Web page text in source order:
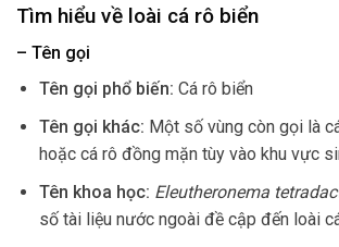
Tìm hiểu về loài cá rô biển
– Tên gọi
Tên gọi phổ biến: Cá rô biển
Tên gọi khác: Một số vùng còn gọi là
hoặc cá rô đồng mặn tùy vào khu vực
Tên khoa học: Eleutheronema
số tài liệu nước ngoài đề cập đến loài